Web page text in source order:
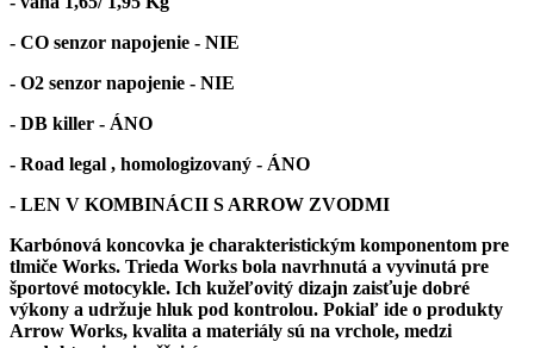
- CO senzor napojenie - NIE
- O2 senzor napojenie - NIE
- DB killer - ÁNO
- Road legal , homologizovaný - ÁNO
- LEN V KOMBINÁCII S ARROW ZVODMI
Karbónová koncovka je charakteristickým komponentom pre
tlmiče Works. Trieda Works bola navrhnutá a vyvinutá pre
športové motocykle. Ich kužeľovitý dizajn zaisťuje dobré
výkony a udržuje hluk pod kontrolou. Pokiaľ ide o produkty
Arrow Works, kvalita a materiály sú na vrchole, medzi